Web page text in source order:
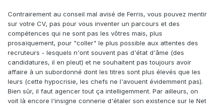
Contrairement au conseil mal avisé de Ferris, vous pouvez mentir
sur votre CV, pas pour vous inventer un parcours et des
compétences qui ne sont pas les vôtres mais, plus
prosaïquement, pour "coller" le plus possible aux attentes des
recruteurs - lesquels n'ont souvent pas d'état d'âme (des
candidatures, il en pleut) et ne souhaitent pas toujours avoir
affaire à un subordonné dont les titres sont plus élevés que les
leurs (cette hypocrisie, les chefs ne l'avouent évidemment pas).
Bien sûr, il faut agencer tout ça intelligemment. Par ailleurs, on
voit là encore l'insigne connerie d'étaler son existence sur le Net